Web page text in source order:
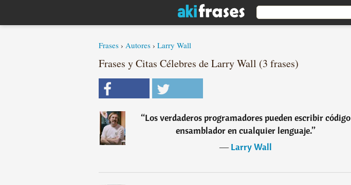
Frases › Autores › Larry Wall
Frases y Citas Célebres de Larry Wall (3 frases)
“Los verdaderos programadores pueden escribir código
ensamblador en cualquier lenguaje.”
―Larry Wall